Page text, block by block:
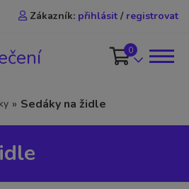
Zákazník: přihlásit / registrovat
0
» Sedáky na židle